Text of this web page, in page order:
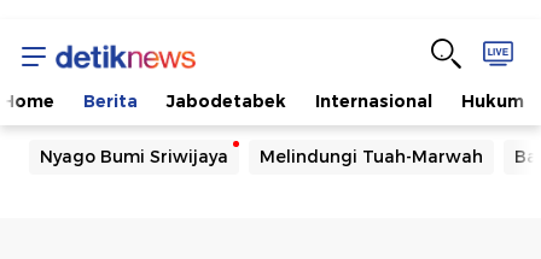
Home Berita Jabodetabek Internasional Hukum
Nyago Bumi Sriwijaya Melindungi Tuah-Marwah